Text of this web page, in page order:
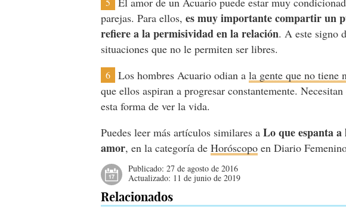
parejas. Para ellos,es muy importante compartir un
refiere a la permisividad en la relación. A este signo
situaciones que no le permiten ser libres.
6 Los hombres Acuario odian ala gente que no tiene
que ellos aspiran a progresar constantemente.
esta forma de ver la vida.
Puedes leer más artículos similares aLo que espanta
amor, en la categoría deHoróscopo en Diario
Publicado:27 de agosto de 2016
Actualizado: 11 de junio de 2019
Relacionados